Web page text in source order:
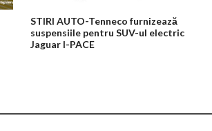
STIRI AUTO-Tenneco furnizează
suspensiile pentru SUV-ul electric
Jaguar I-PACE